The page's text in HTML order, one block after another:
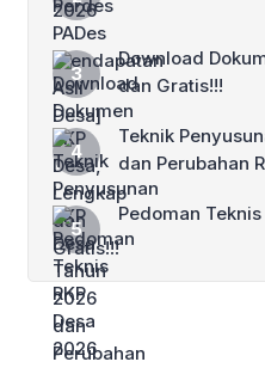
Download
dan Gratis!!!
Teknik
dan Perubahan
Pedoman